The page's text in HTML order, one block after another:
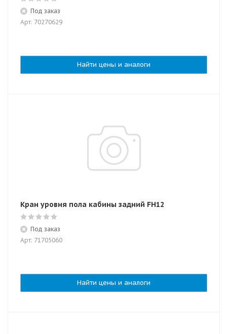
Под заказ
Арт: 70270629
Найти цены и аналоги
Кран уровня пола кабины задний FH12
Под заказ
Арт: 71705060
Найти цены и аналоги